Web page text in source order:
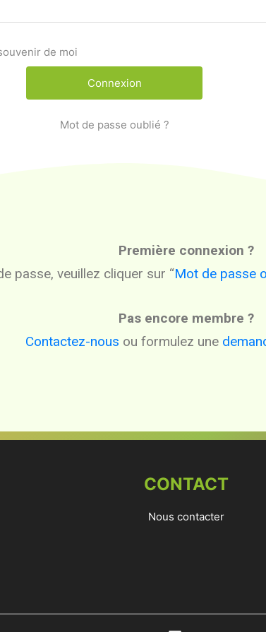
de moi
Mot de passe oublié ?
Première connexion ?
passe, veuillez cliquer sur “Mot de passe
Pas encore membre ?
Contactez-nous ou formulez une
CONTACT
Nous contacter